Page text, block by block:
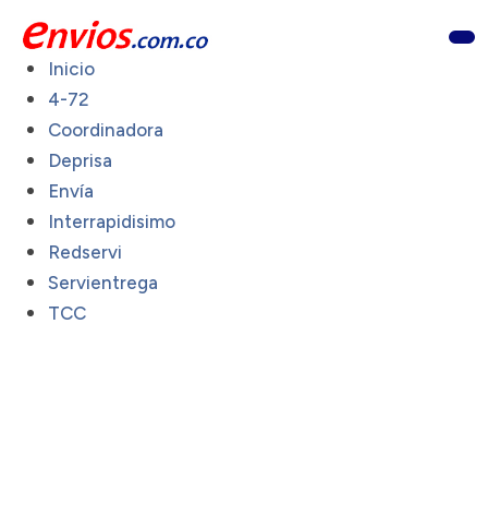
Inicio
4-72
Coordinadora
Deprisa
Envía
Interrapidisimo
Redservi
Servientrega
TCC